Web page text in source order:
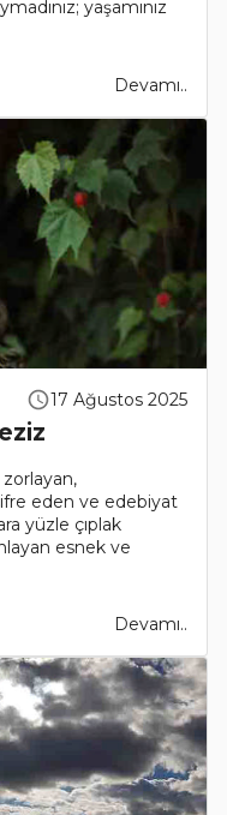
yaşamınız
Devamı..
17 Ağustos 2025
zorlayan,
eden ve edebiyat
yüzle çıplak
esnek ve
Devamı..